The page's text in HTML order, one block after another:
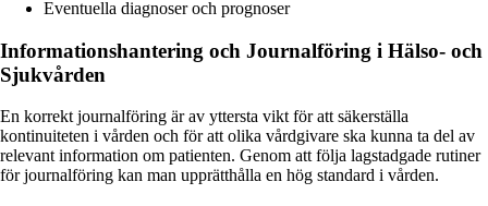
Eventuella diagnoser och prognoser
Informationshantering och Journalföring i Hälso- och
Sjukvården
En korrekt journalföring är av yttersta vikt för att säkerställa
kontinuiteten i vården och för att olika vårdgivare ska kunna ta del av
relevant information om patienten. Genom att följa lagstadgade rutiner
för journalföring kan man upprätthålla en hög standard i vården.